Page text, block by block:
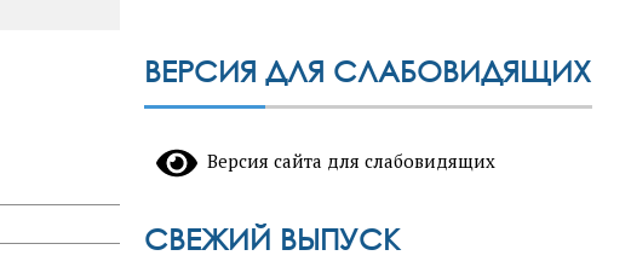
ВЕРСИЯ ДЛЯ СЛАБОВИДЯЩИХ
Версия сайта для слабовидящих
СВЕЖИЙ ВЫПУСК